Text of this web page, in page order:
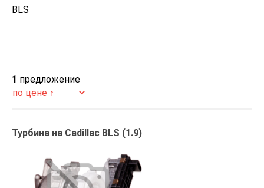
BLS
1 предложение
Турбина на Cadillac BLS (1.9)